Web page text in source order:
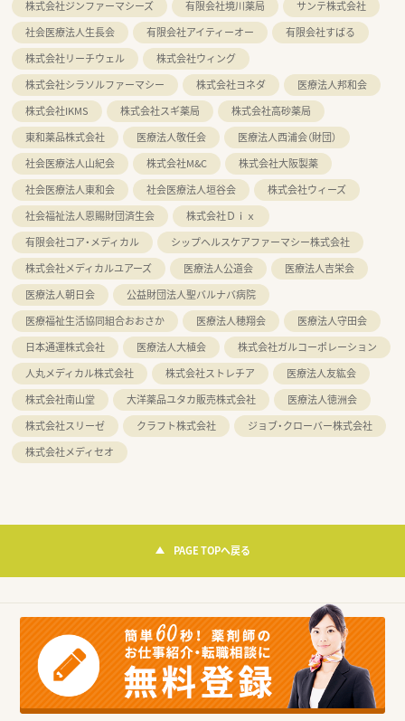
株式会社ジンファーマシーズ
有限会社境川薬局
サンテ株式会社
社会医療法人生長会
有限会社アイティーオー
有限会社すばる
株式会社リーチウェル
株式会社ウィング
株式会社シラソルファーマシー
株式会社ヨネダ
医療法人邦和会
株式会社IKMS
株式会社スギ薬局
株式会社高砂薬局
東和薬品株式会社
医療法人敬任会
医療法人西浦会（財団）
社会医療法人山紀会
株式会社M&C
株式会社大阪製薬
社会医療法人東和会
社会医療法人垣谷会
株式会社ウィーズ
社会福祉法人恩賜財団済生会
株式会社Ｄｉｘ
有限会社コア・メディカル
シップヘルスケアファーマシー株式会社
株式会社メディカルユアーズ
医療法人公道会
医療法人吉栄会
医療法人朝日会
公益財団法人聖バルナバ病院
医療福祉生活協同組合おおさか
医療法人穂翔会
医療法人守田会
日本通運株式会社
医療法人大植会
株式会社ガルコーポレーション
人丸メディカル株式会社
株式会社ストレチア
医療法人友紘会
株式会社南山堂
大洋薬品ユタカ販売株式会社
医療法人徳洲会
株式会社スリーゼ
クラフト株式会社
ジョブ・クローバー株式会社
株式会社メディセオ
PAGE TOPへ戻る